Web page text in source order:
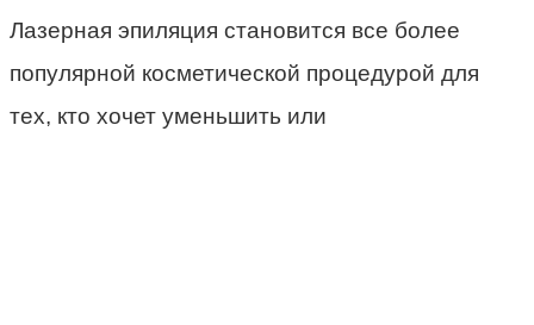
Лазерная эпиляция становится все более
популярной косметической процедурой для
тех, кто хочет уменьшить или